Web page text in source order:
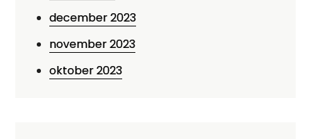
december 2023
november 2023
oktober 2023